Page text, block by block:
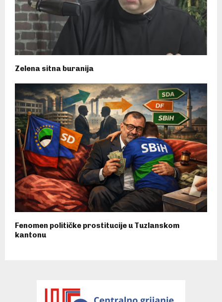
Zelena sitna buranija
Fenomen političke prostitucije u Tuzlanskom
kantonu